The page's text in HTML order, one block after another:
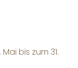
bis zum 31.